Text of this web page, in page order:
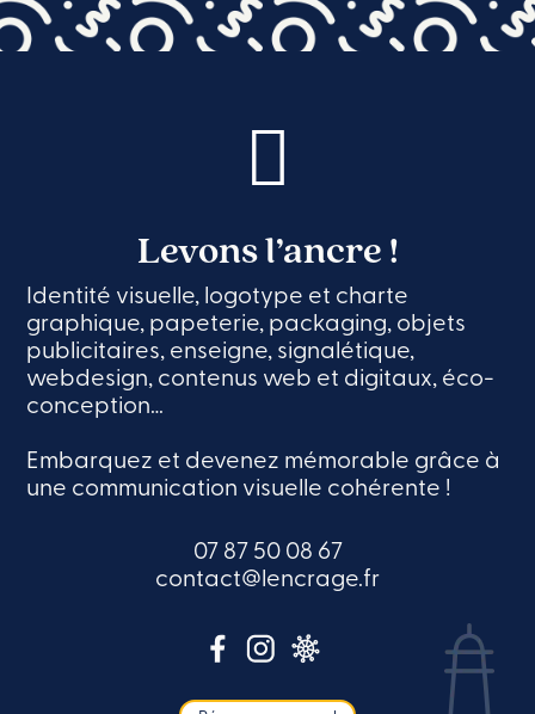
Levons l’ancre !
Identité visuelle, logotype et charte
graphique, papeterie, packaging, objets
publicitaires, enseigne, signalétique,
webdesign, contenus web et digitaux, éco-
conception…
Embarquez et devenez mémorable grâce à
une communication visuelle cohérente !
07 87 50 08 67
contact@lencrage.fr